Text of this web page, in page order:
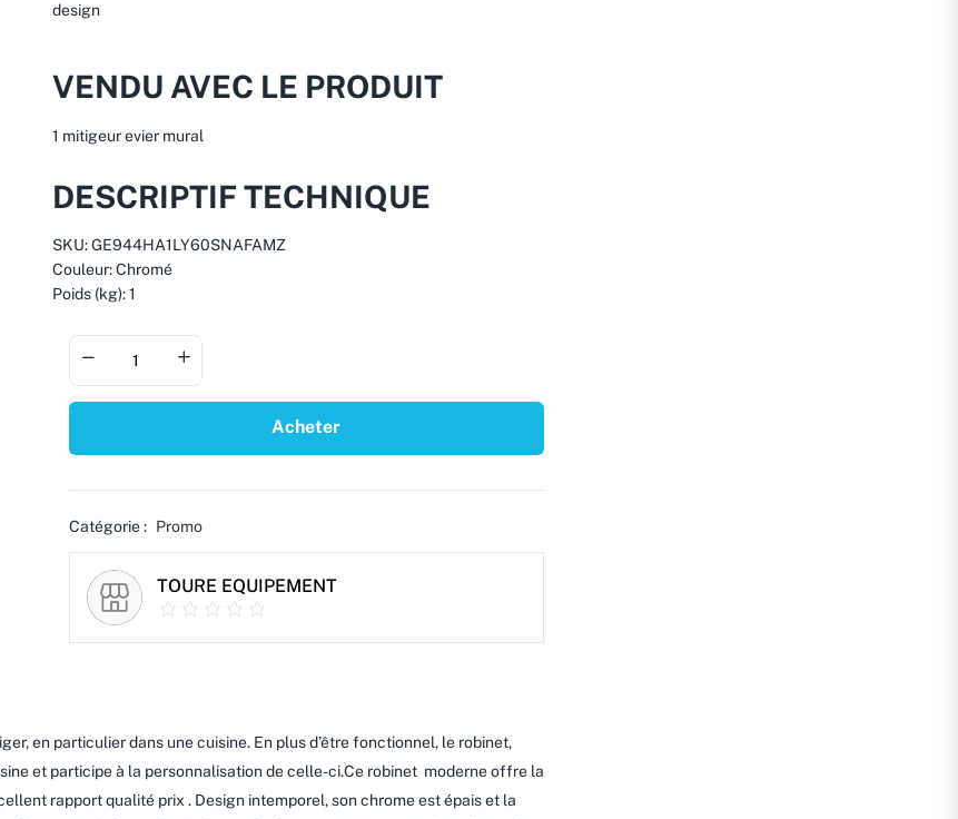
design
VENDU AVEC LE PRODUIT
1 mitigeur evier mural
DESCRIPTIF TECHNIQUE
SKU: GE944HA1LY60SNAFAMZ
Couleur: Chromé
Poids (kg): 1
Acheter
Catégorie : Promo
TOURE EQUIPEMENT
en particulier dans une cuisine. En plus d’être fonctionnel, le robinet,
et participe à la personnalisation de celle-ci.Ce robinet moderne offre la
rapport qualité prix . Design intemporel, son chrome est épais et la